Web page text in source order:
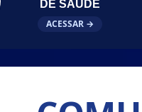
DE SAÚDE
ACESSAR →